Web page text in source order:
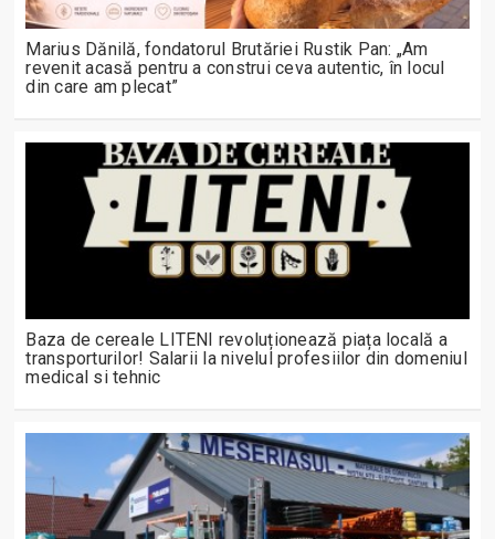
Marius Dănilă, fondatorul Brutăriei Rustik Pan: „Am
revenit acasă pentru a construi ceva autentic, în locul
din care am plecat”
Baza de cereale LITENI revoluționează piața locală a
transporturilor! Salarii la nivelul profesiilor din domeniul
medical si tehnic